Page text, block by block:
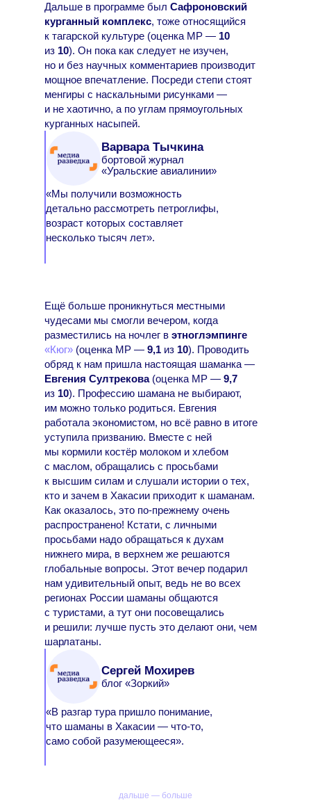
Дальше в программе был Сафроновский
курганный комплекс, тоже относящийся
к тагарской культуре (оценка МР — 10
из 10). Он пока как следует не изучен,
но и без научных комментариев производит
мощное впечатление. Посреди степи стоят
менгиры с наскальными рисунками —
и не хаотично, а по углам прямоугольных
курганных насыпей.
Варвара Тычкина
бортовой журнал
«Уральские авиалинии»
«Мы получили возможность
детально рассмотреть петроглифы,
возраст которых составляет
несколько тысяч лет».
Ещё больше проникнуться местными
чудесами мы смогли вечером, когда
разместились на ночлег в этноглэмпинге
«Кюг» (оценка МР — 9,1 из 10). Проводить
обряд к нам пришла настоящая шаманка —
Евгения Султрекова(оценка МР — 9,7
из 10). Профессию шамана не выбирают,
им можно только родиться. Евгения
работала экономистом, но всё равно в итоге
уступила призванию. Вместе с ней
мы кормили костёр молоком и хлебом
с маслом, обращались с просьбами
к высшим силам и слушали истории о тех,
кто и зачем в Хакасии приходит к шаманам.
Как оказалось, это по-прежнему очень
распространено! Кстати, с личными
просьбами надо обращаться к духам
нижнего мира, в верхнем же решаются
глобальные вопросы. Этот вечер подарил
нам удивительный опыт, ведь не во всех
регионах России шаманы общаются
с туристами, а тут они посовещались
и решили: лучше пусть это делают они, чем
шарлатаны.
Сергей Мохирев
блог «Зоркий»
«В разгар тура пришло понимание,
что шаманы в Хакасии — что-то,
само собой разумеющееся».
дальше — больше